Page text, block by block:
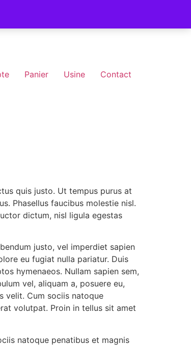
Panier Usine Contact
quis justo. Ut tempus purus at
Phasellus faucibus molestie nisl.
dictum, nisl ligula egestas
justo, vel imperdiet sapien
eu fugiat nulla pariatur. Duis
hymenaeos. Nullam sapien sem,
vel, aliquam a, posuere eu,
velit. Cum sociis natoque
volutpat. Proin in tellus sit amet
natoque penatibus et magnis